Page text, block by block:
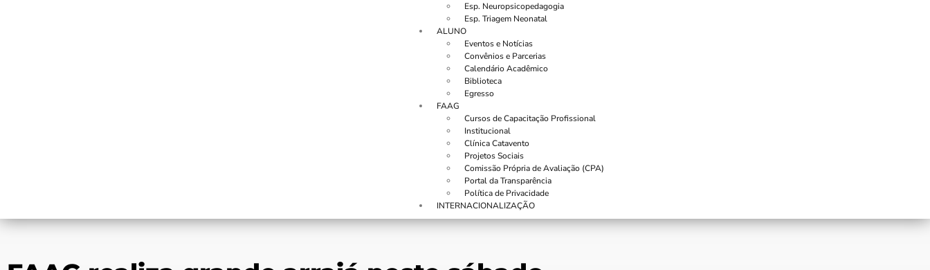
Esp. Neuropsicopedagogia
Esp. Triagem Neonatal
ALUNO
Eventos e Notícias
Convênios e Parcerias
Calendário Acadêmico
Biblioteca
Egresso
FAAG
Cursos de Capacitação Profissional
Institucional
Clínica Catavento
Projetos Sociais
Comissão Própria de Avaliação (CPA)
Portal da Transparência
Política de Privacidade
INTERNACIONALIZAÇÃO